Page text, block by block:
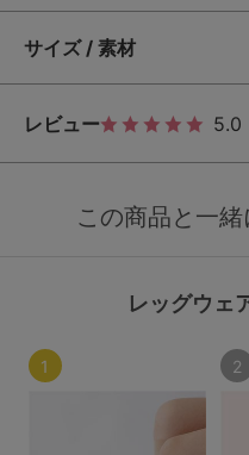
サイズ / 素材
レビュー 5.0
この商品と一
レッグウェ
1 2